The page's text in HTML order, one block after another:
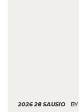
2026 28 SAUSIO BY